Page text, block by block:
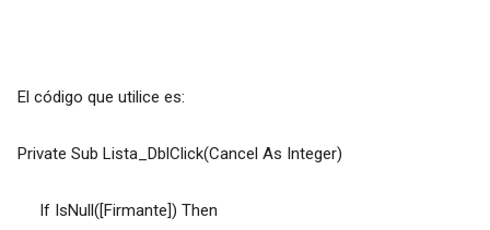
El código que utilice es:
Private Sub Lista_DblClick(Cancel As Integer)
If IsNull([Firmante]) Then